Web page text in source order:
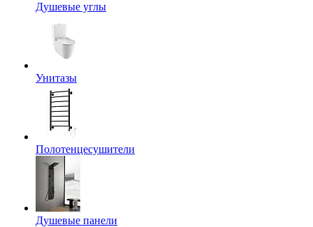
Душевые углы
Унитазы
Полотенцесушители
Душевые панели